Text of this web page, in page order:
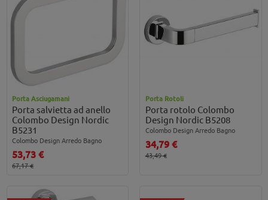
Porta Asciugamani
Porta salvietta ad anello
Colombo Design Nordic
B5231
Colombo Design Arredo Bagno
53,73 €
67,17 €
Porta Rotoli
Porta rotolo Colombo
Design Nordic B5208
Colombo Design Arredo Bagno
34,79 €
43,49 €